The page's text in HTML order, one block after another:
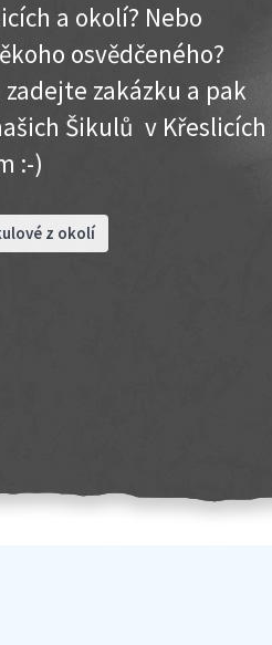
a okolí? Nebo
osvědčeného?
zakázku a pak
Šikulů v Křeslicích
:-)
z okolí